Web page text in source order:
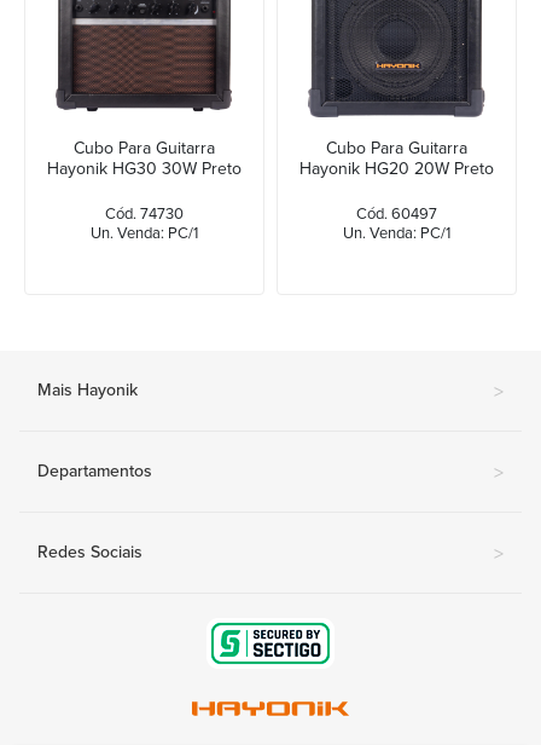
Cubo Para Guitarra
Hayonik HG30 30W Preto
Cód. 74730
Un. Venda: PC/1
Cubo Para Guitarra
Hayonik HG20 20W Preto
Cód. 60497
Un. Venda: PC/1
Mais Hayonik >
Departamentos >
Redes Sociais >